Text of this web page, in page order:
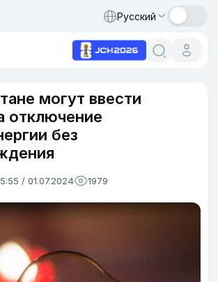
Русский
могут ввести
отключение
без
/ 01.07.2024 1979